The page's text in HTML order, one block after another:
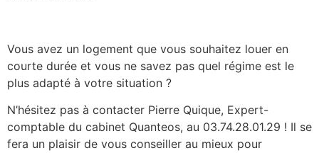
Vous avez un logement que vous souhaitez louer en
courte durée et vous ne savez pas quel régime est le
plus adapté à votre situation ?
N’hésitez pas à contacter Pierre Quique, Expert-
comptable du cabinet Quanteos, au 03.74.28.01.29 ! Il se
fera un plaisir de vous conseiller au mieux pour